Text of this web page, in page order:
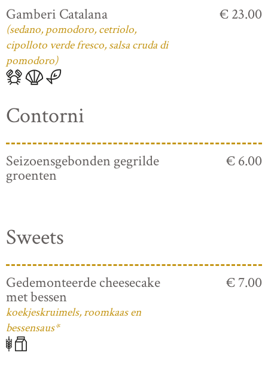
Gamberi Catalana
(sedano, pomodoro, cetriolo,
cipolloto verde fresco, salsa cruda di
pomodoro)
€ 23.00
Contorni
Seizoensgebonden gegrilde
groenten
€ 6.00
Sweets
Gedemonteerde cheesecake
met bessen
koekjeskruimels, roomkaas en
bessensaus*
€ 7.00